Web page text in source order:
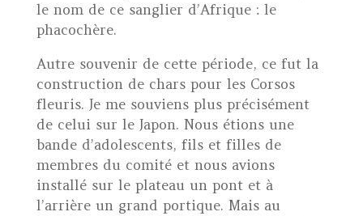
le nom de ce sanglier d’Afrique : le
phacochère.
Autre souvenir de cette période, ce fut la
construction de chars pour les Corsos
fleuris. Je me souviens plus précisément
de celui sur le Japon. Nous étions une
bande d’adolescents, fils et filles de
membres du comité et nous avions
installé sur le plateau un pont et à
l’arrière un grand portique. Mais au